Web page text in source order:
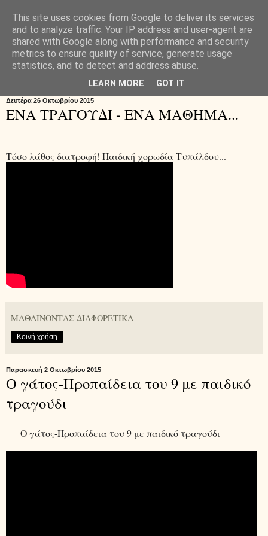
Μαθαίνοντας
διαφορετικά...
Δευτέρα 26 Οκτωβρίου 2015
ΕΝΑ ΤΡΑΓΟΥΔΙ - ΕΝΑ ΜΑΘΗΜΑ...
Τόσο λάθος διατροφή! Παιδική χορωδία Τυπάλδου...
ΜΑΘΑΙΝΟΝΤΑΣ ΔΙΑΦΟΡΕΤΙΚΑ
Κοινή χρήση
Παρασκευή 2 Οκτωβρίου 2015
Ο γάτος-Προπαίδεια του 9 με παιδικό
τραγούδι
Ο γάτος-Προπαίδεια του 9 με παιδικό τραγούδι
This site uses cookies from Google to deliver its services
and to analyze traffic. Your IP address and user-agent are
shared with Google along with performance and security
metrics to ensure quality of service, generate usage
statistics, and to detect and address abuse.
LEARN MORE GOT IT